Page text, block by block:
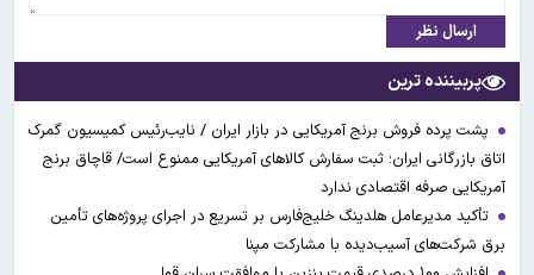
ارسال نظر
پربیننده ترین
پشت پرده فروش برنج آمریکایی در بازار ایران / نایب‌رئیس کمیسیون گمرک
اتاق بازرگانی ایران؛ ثبت سفارش کالاهای آمریکایی ممنوع است/ قاچاق برنج
آمریکایی صرفه اقتصادی ندارد
تأکید مدیرعامل هلدینگ خلیج‌فارس بر تسریع در اجرای پروژه‌های تأمین
برق شرکت‌های آسیب‌دیده با مشارکت مپنا